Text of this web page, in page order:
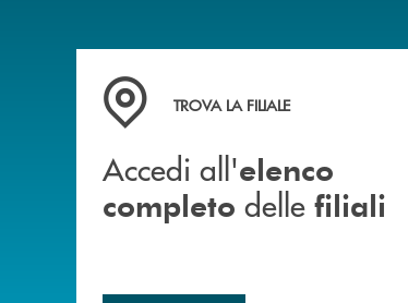
Accedi all' elenco completo delle filiali
TROVA LA FILIALE
Accedi all'elenco
completo delle filiali